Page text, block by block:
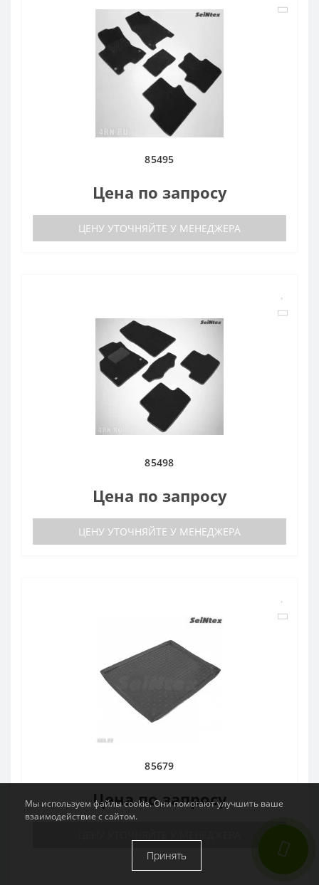
85495
Цена по запросу
ЦЕНУ УТОЧНЯЙТЕ У МЕНЕДЖЕРА
85498
Цена по запросу
ЦЕНУ УТОЧНЯЙТЕ У МЕНЕДЖЕРА
85679
Цена по запросу
Мы используем файлы cookie. Они помогают улучшить ваше
взаимодействие с сайтом.
Принять